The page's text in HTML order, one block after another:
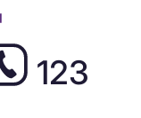
123